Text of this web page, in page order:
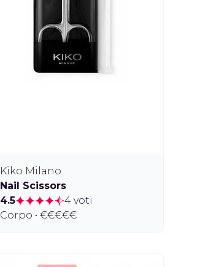
Kiko Milano
Nail Scissors
4.5
4 voti
Corpo • €€€€€